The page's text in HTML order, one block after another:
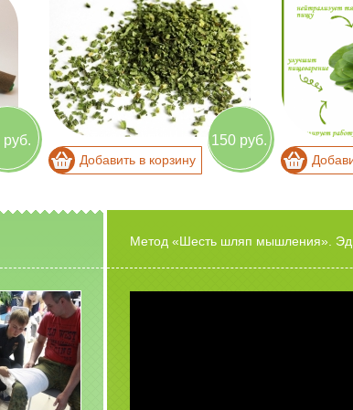
руб. 150 руб.
Добавить в корзину
Метод «Шесть шляп мышления».